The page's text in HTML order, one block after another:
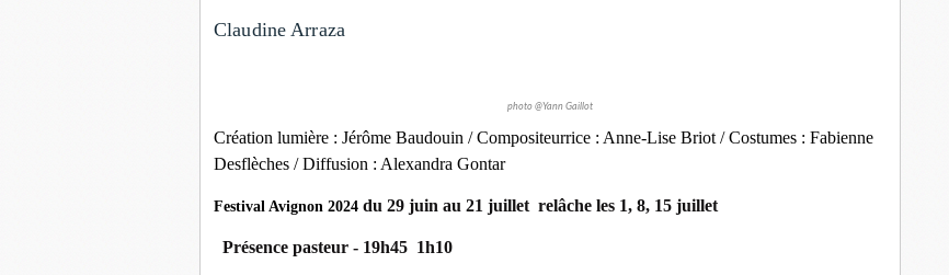
Claudine Arraza
photo @Yann Gaillot
Création lumière : Jérôme Baudouin /Compositeurrice : Anne-Lise Briot /Costumes : Fabienne
Desflèches /Diffusion : Alexandra Gontar
Festival Avignon 2024 du 29 juin au 21 juillet relâche les 1, 8, 15 juillet
Présence pasteur - 19h45 1h10